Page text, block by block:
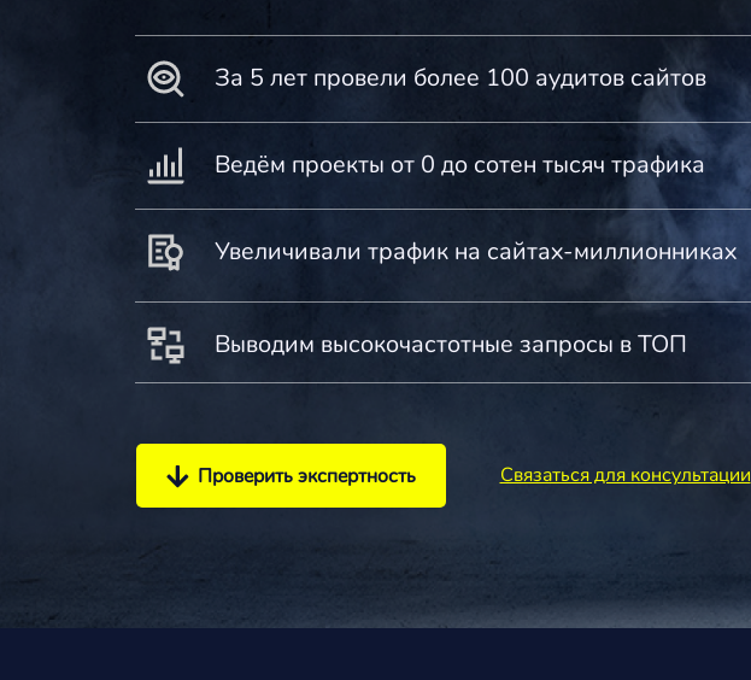
За 5 лет провели более 100 аудитов сайтов
Ведём проекты от 0 до сотен тысяч трафика
Увеличивали трафик на сайтах-миллионниках
Выводим высокочастотные запросы в ТОП
Проверить экспертность Связаться для консультации